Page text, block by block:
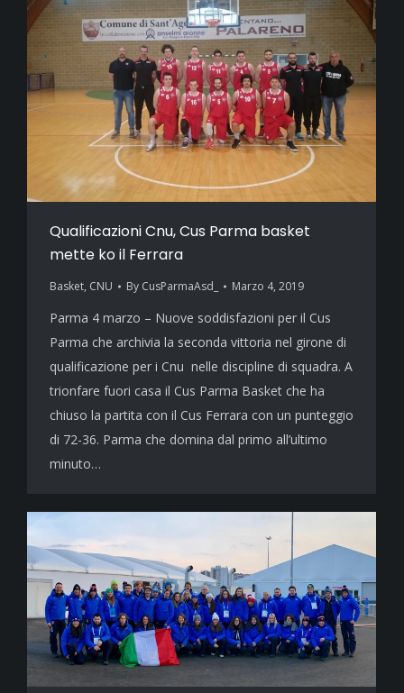
Qualificazioni Cnu, Cus Parma basket
mette ko il Ferrara
Basket, CNU By CusParmaAsd_ Marzo 4, 2019
Parma 4 marzo – Nuove soddisfazioni per il Cus
Parma che archivia la seconda vittoria nel girone di
qualificazione per i Cnu nelle discipline di squadra. A
trionfare fuori casa il Cus Parma Basket che ha
chiuso la partita con il Cus Ferrara con un punteggio
di 72-36. Parma che domina dal primo all’ultimo
minuto…